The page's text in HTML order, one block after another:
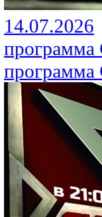
14.07.2026
программа
программа